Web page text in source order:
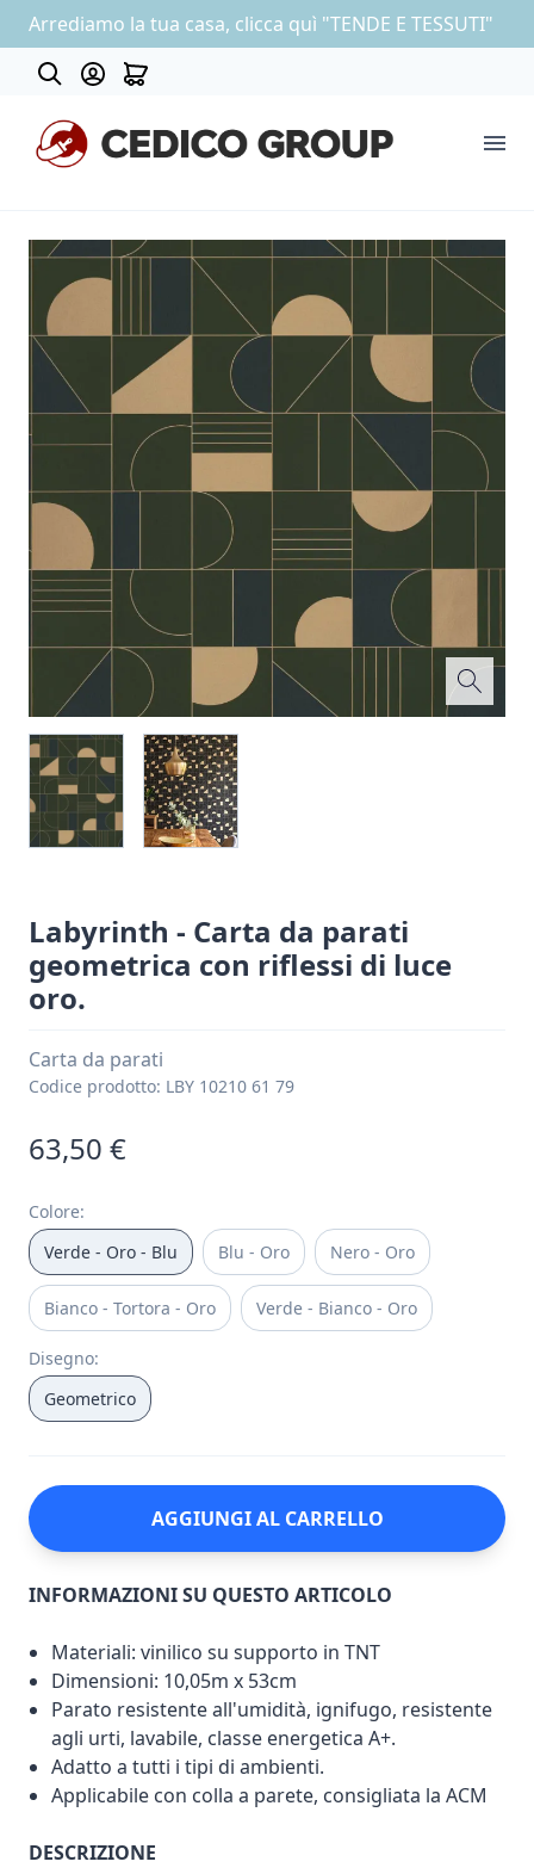
Arrediamo la tua casa, clicca quì "TENDE E TESSUTI"
COLLEZIONE CARTA DA PARATI
OUTLET
Labyrinth - Carta da parati
geometrica con riflessi di luce
oro.
Carta da parati
Codice prodotto: LBY 10210 61 79
63,50 €
Colore:
Verde - Oro - Blu
Blu - Oro Nero - Oro
Bianco - Tortora - Oro Verde - Bianco - Oro
Disegno:
Geometrico
AGGIUNGI AL CARRELLO
INFORMAZIONI SU QUESTO ARTICOLO
Materiali: vinilico su supporto in TNT
Dimensioni: 10,05m x 53cm
Parato resistente all'umidità, ignifugo, resistente
agli urti, lavabile, classe energetica A+.
Adatto a tutti i tipi di ambienti.
Applicabile con colla a parete, consigliata la ACM
DESCRIZIONE